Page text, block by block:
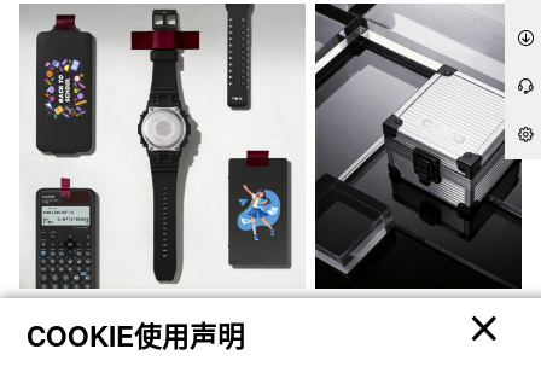
COOKIE使用声明